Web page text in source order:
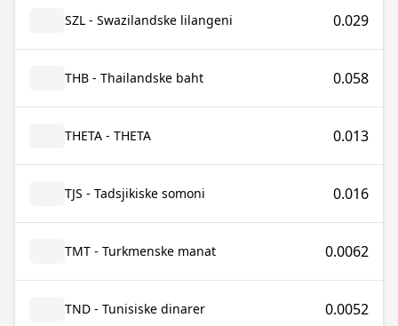
SZL - Swazilandske lilangeni 0.029
THB - Thailandske baht 0.058
THETA - THETA 0.013
TJS - Tadsjikiske somoni 0.016
TMT - Turkmenske manat 0.0062
TND - Tunisiske dinarer 0.0052